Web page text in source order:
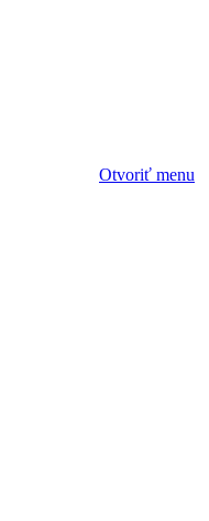
Otvoriť menu